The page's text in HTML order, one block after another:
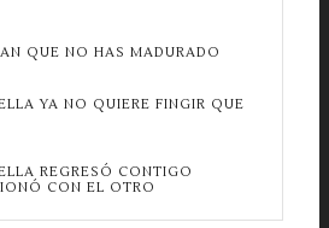
QUE NO HAS MADURADO
YA NO QUIERE FINGIR QUE
REGRESÓ CONTIGO
CON EL OTRO